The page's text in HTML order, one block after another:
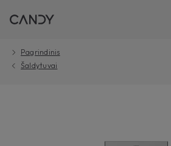
Pagrindinis
Šaldytuvai